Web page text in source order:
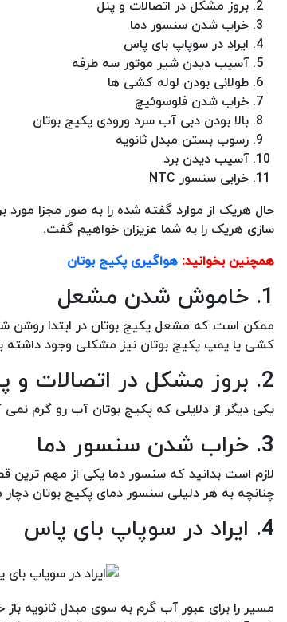
بروز مشکل در اتصالات و پنل
خراب شدن سنسور دما
ایراد در سوپاپ بای پاس
آسیب دیدن شیر موتور سه طرفه
طولانی بودن لوله کشی ها
خراب شدن فلوسوئیچ
بالا بودن دبی آب سرد ورودی پکیج بوتان
رسوب بستن مبدل ثانویه
آسیب دیدن برد
خرابی سنسور NTC
حال هریک از موارد گفته شده را به صور مجزا
سازی هریک را به شما عزیزان خواهیم گفت.
همچنین بخوانید: هواگیری پکیج بوتان
1. خاموش شدن مشعل
ممکن است که مشعل پکیج بوتان در ابتدا روشن
کشی یا پمپ پکیج بوتان نیز مشکلی وجود
2. بروز مشکل در اتصالات و پنل
یکی دیگر از دلایلی که پکیج بوتان آب رو گرم
3. خراب شدن سنسور دما
لازم است بدانید که سنسور دما یکی از مهم
چنانچه به هر دلیلی سنسور دمای پکیج بوتان
4. ایراد در سوپاپ بای پاس
مسیر را برای عبور آب گرم به سوی مبدل ثانویه